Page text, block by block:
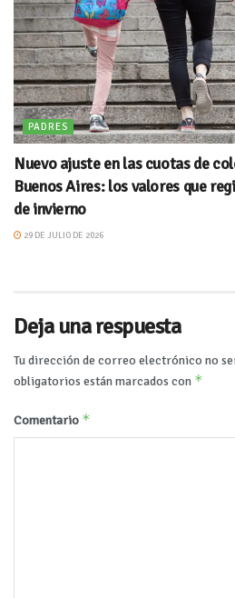
PADRES
Nuevo ajuste en las cuotas de
Buenos Aires: los valores que
de invierno
29 DE JULIO DE 2026
Deja una respuesta
Tu dirección de correo electrónico no
obligatorios están marcados con *
Comentario *